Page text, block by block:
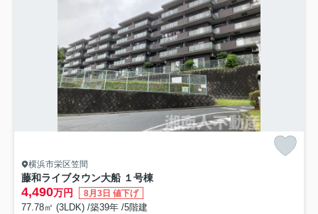
横浜市栄区笠間
藤和ライブタウン大船 １号棟
4,490万円 8月3日 値下げ
77.78㎡ (3LDK) /築39年 /5階建